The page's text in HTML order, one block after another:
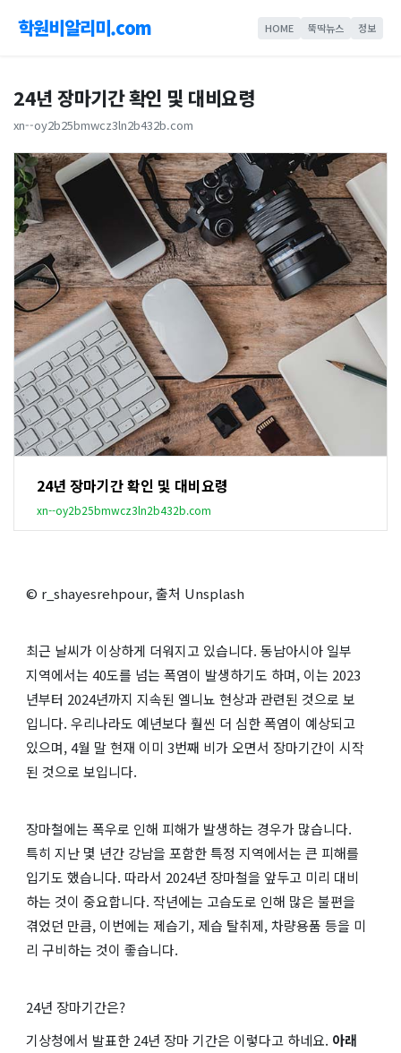
학원비알리미.com HOME 뚝딱뉴스 정보
24년 장마기간 확인 및 대비요령
xn--oy2b25bmwcz3ln2b432b.com
24년 장마기간 확인 및 대비요령
xn--oy2b25bmwcz3ln2b432b.com
© r_shayesrehpour, 출처 Unsplash
최근 날씨가 이상하게 더워지고 있습니다. 동남아시아 일부
지역에서는 40도를 넘는 폭염이 발생하기도 하며, 이는 2023
년부터 2024년까지 지속된 엘니뇨 현상과 관련된 것으로 보
입니다. 우리나라도 예년보다 훨씬 더 심한 폭염이 예상되고
있으며, 4월 말 현재 이미 3번째 비가 오면서 장마기간이 시작
된 것으로 보입니다.
장마철에는 폭우로 인해 피해가 발생하는 경우가 많습니다.
특히 지난 몇 년간 강남을 포함한 특정 지역에서는 큰 피해를
입기도 했습니다. 따라서 2024년 장마철을 앞두고 미리 대비
하는 것이 중요합니다. 작년에는 고습도로 인해 많은 불편을
겪었던 만큼, 이번에는 제습기, 제습 탈취제, 차량용품 등을 미
리 구비하는 것이 좋습니다.
24년 장마기간은?
기상청에서 발표한 24년 장마 기간은 이렇다고 하네요. 아래